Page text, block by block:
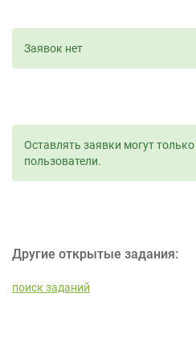
Заявок нет
Оставлять заявки могут только
пользователи.
Другие открытые задания:
поиск заданий